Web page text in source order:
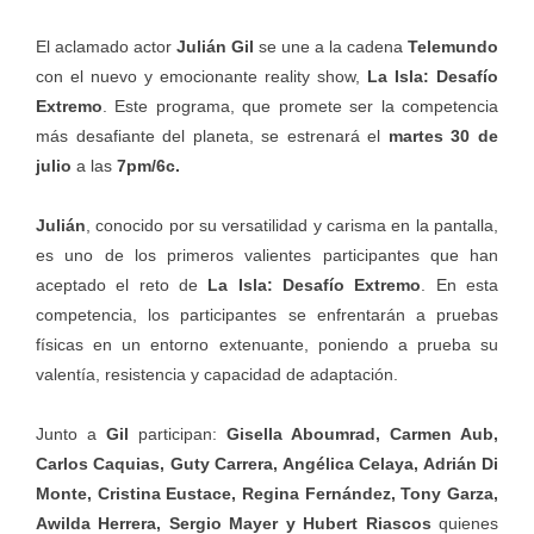
El aclamado actor Julián Gil se une a la cadena Telemundo
con el nuevo y emocionante reality show, La Isla: Desafío
Extremo . Este programa, que promete ser la competencia
más desafiante del planeta, se estrenará el martes 30 de
julio a las 7pm/6c.
Julián , conocido por su versatilidad y carisma en la pantalla,
es uno de los primeros valientes participantes que han
aceptado el reto de La Isla: Desafío Extremo . En esta
competencia, los participantes se enfrentarán a pruebas
físicas en un entorno extenuante, poniendo a prueba su
valentía, resistencia y capacidad de adaptación.
Junto a Gil participan: Gisella Aboumrad, Carmen Aub,
Carlos Caquias, Guty Carrera, Angélica Celaya, Adrián Di
Monte, Cristina Eustace, Regina Fernández, Tony Garza,
Awilda Herrera, Sergio Mayer y Hubert Riascos quienes